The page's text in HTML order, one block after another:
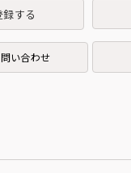
する
い合わせ